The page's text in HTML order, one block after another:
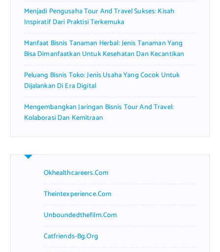
Menjadi Pengusaha Tour And Travel Sukses: Kisah
Inspiratif Dari Praktisi Terkemuka
Manfaat Bisnis Tanaman Herbal: Jenis Tanaman Yang
Bisa Dimanfaatkan Untuk Kesehatan Dan Kecantikan
Peluang Bisnis Toko: Jenis Usaha Yang Cocok Untuk
Dijalankan Di Era Digital
Mengembangkan Jaringan Bisnis Tour And Travel:
Kolaborasi Dan Kemitraan
Okhealthcareers.com
Theintexperience.com
Unboundedthefilm.com
Catfriends-Bg.org